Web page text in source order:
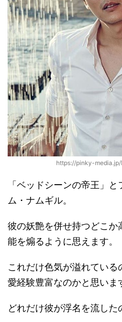
https://pinky-media.jp/
「ベッドシーンの帝王」
ム・ナムギル。
彼の妖艶を併せ持つどこか
能を煽るように思えます。
これだけ色気が溢れてい
愛経験豊富なのかと思いま
どれだけ彼が浮名を流し